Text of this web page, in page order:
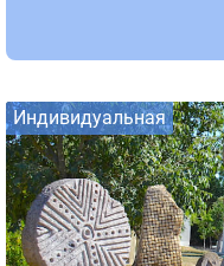
Индивидуальная